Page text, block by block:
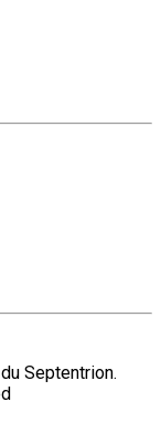
Septentrion.